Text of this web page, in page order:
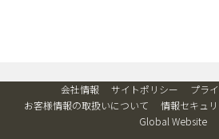
会社情報 サイトポリシー
プラ
お客様情報の取扱いについて
情報セキュ
Global Website